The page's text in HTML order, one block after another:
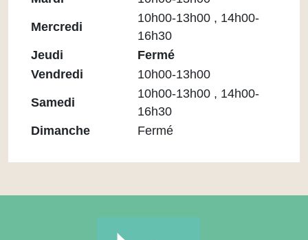
Mercredi
10h00-13h00 , 14h00-
16h30
Jeudi
Fermé
Vendredi
10h00-13h00
Samedi
10h00-13h00 , 14h00-
16h30
Dimanche
Fermé